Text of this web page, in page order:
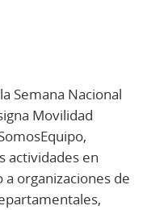
Semana Nacional
Movilidad
actividades en
organizaciones de